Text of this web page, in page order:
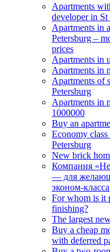
Apartments
developer in St
Apartments in
Petersburg –
prices
Apartments in
Apartments in
Apartments of
Petersburg
Apartments in
1000000
Buy an
Economy
Petersburg
New brick
Компания
— для
эконом-класса
For whom is it
finishing?
The largest
Buy a cheap
with deferred